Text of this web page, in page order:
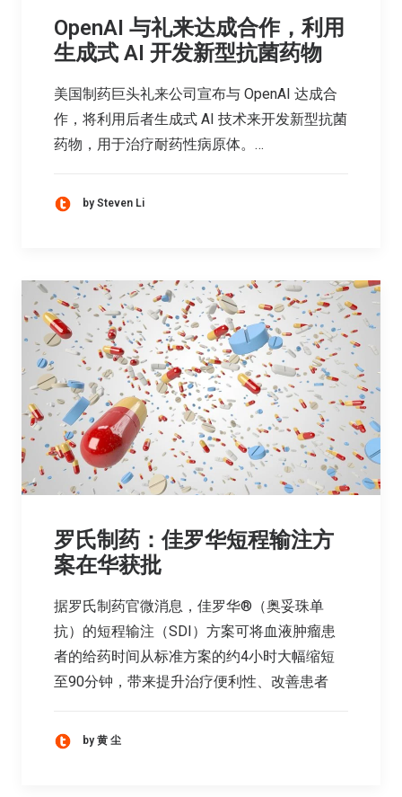
OpenAI 与礼来达成合作，利用
生成式 AI 开发新型抗菌药物
美国制药巨头礼来公司宣布与 OpenAI 达成合
作，将利用后者生成式 AI 技术来开发新型抗菌
药物，用于治疗耐药性病原体。…
by Steven Li
罗氏制药：佳罗华短程输注方
案在华获批
据罗氏制药官微消息，佳罗华®（奥妥珠单
抗）的短程输注（SDI）方案可将血液肿瘤患
者的给药时间从标准方案的约4小时大幅缩短
至90分钟，带来提升治疗便利性、改善患者
by 黄 尘